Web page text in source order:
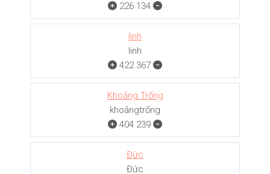
226 134
linh
linh
422 367
Khoảng Trống
khoảngㅤㅤㅤtrống
404 239
Đức
Đức